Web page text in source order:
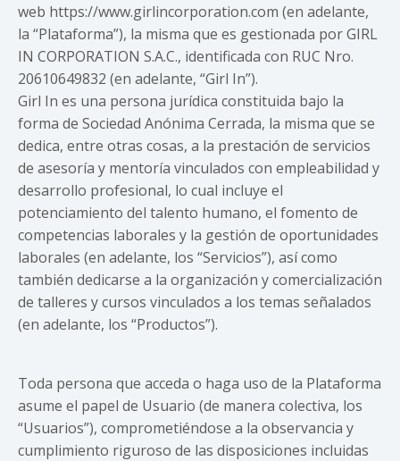
web https://www.girlincorporation.com (en adelante,
la “Plataforma”), la misma que es gestionada por GIRL
IN CORPORATION S.A.C., identificada con RUC Nro.
20610649832 (en adelante, “Girl In”).
Girl In es una persona jurídica constituida bajo la
forma de Sociedad Anónima Cerrada, la misma que se
dedica, entre otras cosas, a la prestación de servicios
de asesoría y mentoría vinculados con empleabilidad y
desarrollo profesional, lo cual incluye el
potenciamiento del talento humano, el fomento de
competencias laborales y la gestión de oportunidades
laborales (en adelante, los “Servicios”), así como
también dedicarse a la organización y comercialización
de talleres y cursos vinculados a los temas señalados
(en adelante, los “Productos”).
Toda persona que acceda o haga uso de la Plataforma
asume el papel de Usuario (de manera colectiva, los
“Usuarios”), comprometiéndose a la observancia y
cumplimiento riguroso de las disposiciones incluidas